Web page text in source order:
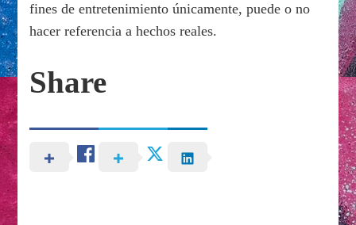
fines de entretenimiento únicamente, puede o no
hacer referencia a hechos reales.
Share